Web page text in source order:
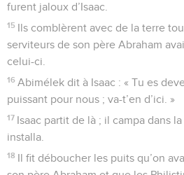
furent jaloux d’Isaac.
15 Ils comblèrent avec de la terre
serviteurs de son père Abraham
celui-ci.
16 Abimélek dit à Isaac : « Tu es
puissant pour nous ; va-t’en d’ici. »
17 Isaac partit de là ; il campa dans
installa.
18 Il fit déboucher les puits qu’on